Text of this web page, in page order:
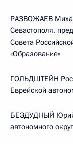
РАЗВОЖАЕВ
Севастополя,
Совета
«Образование»
ГОЛЬДШТЕЙН
Еврейской
БЕЗДУДНЫЙ Юрий
автономного